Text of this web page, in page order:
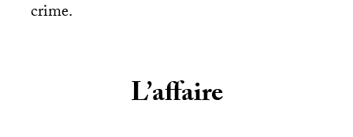
crime.
L’affaire